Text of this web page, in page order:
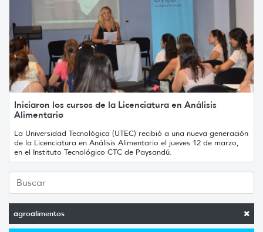
agroalimentos
Iniciaron los cursos de la Licenciatura en Análisis
Alimentario
La Universidad Tecnológica (UTEC) recibió a una nueva generación
de la Licenciatura en Análisis Alimentario el jueves 12 de marzo,
en el Instituto Tecnológico CTC de Paysandú.